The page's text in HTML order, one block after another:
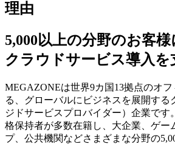
理由
5,000以上の分野のお客様
クラウドサービス導入を
MEGAZONEは世界9カ国13拠点のオ
る、グローバルにビジネスを展開する
ジドサービスプロバイダー）企業です
格保持者が多数在籍し、⼤企業、ゲー
プ、公共機関などさまざまな分野の